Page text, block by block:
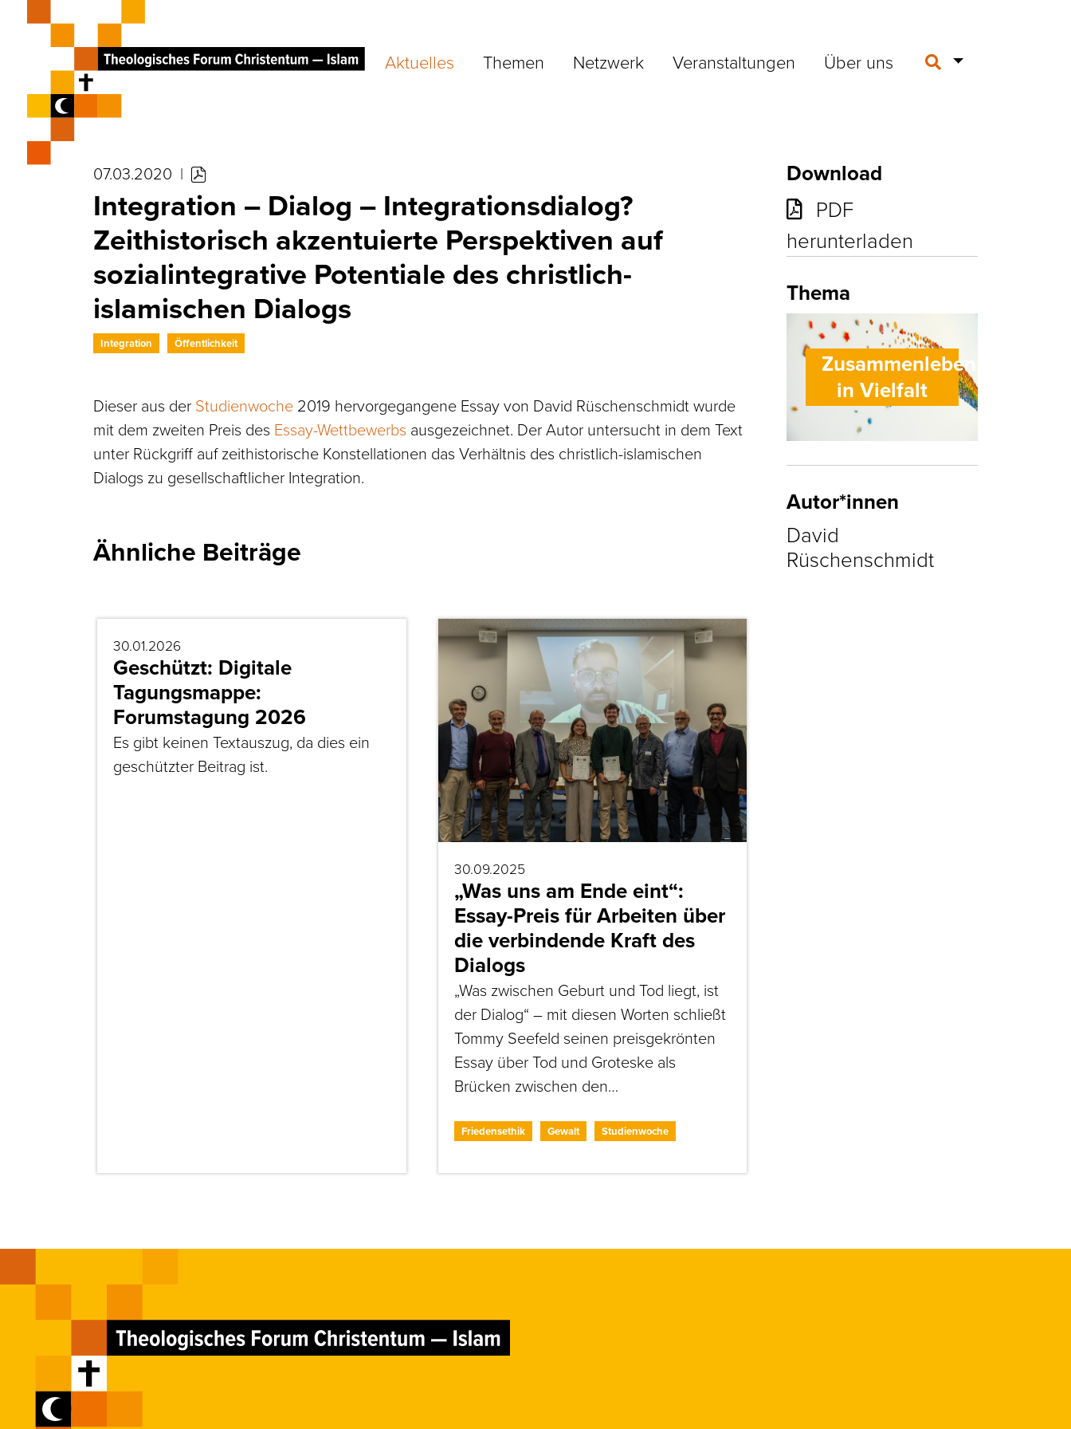
Aktuelles Themen Netzwerk Veranstaltungen Über uns
07.03.2020 |
Integration – Dialog – Integrationsdialog?
Zeithistorisch akzentuierte Perspektiven auf
sozialintegrative Potentiale des christlich-
islamischen Dialogs
Integration Öffentlichkeit
Dieser aus der Studienwoche 2019 hervorgegangene Essay von David Rüschenschmidt wurde
mit dem zweiten Preis des Essay-Wettbewerbs ausgezeichnet. Der Autor untersucht in dem Text
unter Rückgriff auf zeithistorische Konstellationen das Verhältnis des christlich-islamischen
Dialogs zu gesellschaftlicher Integration.
Ähnliche Beiträge
30.01.2026
Geschützt: Digitale
Tagungsmappe:
Forumstagung 2026
Es gibt keinen Textauszug, da dies ein
geschützter Beitrag ist.
30.09.2025
„Was uns am Ende eint“:
Essay-Preis für Arbeiten über
die verbindende Kraft des
Dialogs
„Was zwischen Geburt und Tod liegt, ist
der Dialog“ – mit diesen Worten schließt
Tommy Seefeld seinen preisgekrönten
Essay über Tod und Groteske als
Brücken zwischen den…
Friedensethik Gewalt Studienwoche
Download
PDF
herunterladen
Thema
Zusammenleben
in Vielfalt
Autor*innen
David
Rüschenschmidt